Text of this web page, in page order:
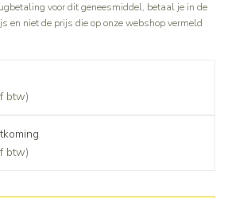
voor dit geneesmiddel, betaal je in de
en niet de prijs die op onze webshop vermeld
btw)
btw)